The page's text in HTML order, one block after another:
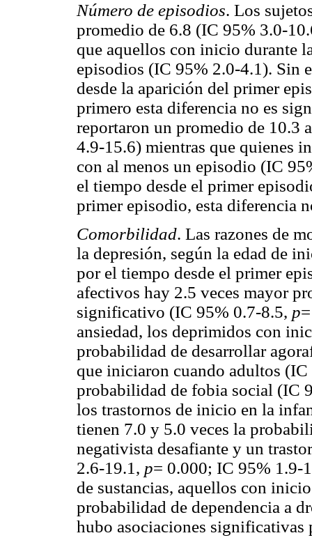
Número de episodios. Los
promedio de 6.8 (IC 95% 3.0-
que aquellos con inicio durante
episodios (IC 95% 2.0-4.1). Sin
desde la aparición del primer
primero esta diferencia no es
reportaron un promedio de 10.3
4.9-15.6) mientras que quienes
con al menos un episodio (IC
el tiempo desde el primer
primer episodio, esta diferencia
Comorbilidad. Las razones de
la depresión, según la edad de
por el tiempo desde el primer
afectivos hay 2.5 veces mayor
significativo (IC 95% 0.7-8.5, p
ansiedad, los deprimidos con
probabilidad de desarrollar
que iniciaron cuando adultos
probabilidad de fobia social (IC
los trastornos de inicio en la
tienen 7.0 y 5.0 veces la
negativista desafiante y un
2.6-19.1, p= 0.000; IC 95% 1.9-
de sustancias, aquellos con
probabilidad de dependencia a
hubo asociaciones significativas